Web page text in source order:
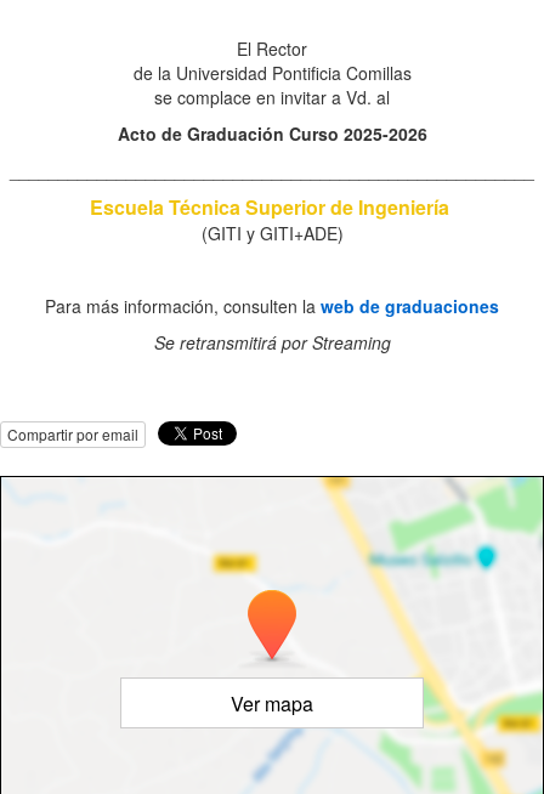
El Rector
de la Universidad Pontificia Comillas
se complace en invitar a Vd. al
Acto de Graduación Curso 2025-2026
Escuela Técnica Superior de Ingeniería
(GITI y GITI+ADE)
Para más información, consulten la web de graduaciones
Se retransmitirá por Streaming
Compartir por email
Ver mapa